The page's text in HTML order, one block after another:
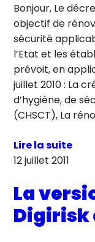
Bonjour, Le
objectif de
sécurité
l’Etat et les
prévoit, en
juillet 2010 : La
d’hygiène, de
(CHSCT), La
Lire la suite
12 juillet 2011
La
Digirisk